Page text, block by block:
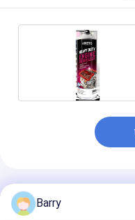
প্রস্তাবিত পণ্য
Barry